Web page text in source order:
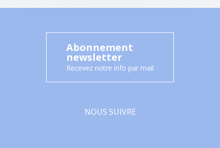
Abonnement
newsletter
Recevez notre info par mail
NOUS SUIVRE